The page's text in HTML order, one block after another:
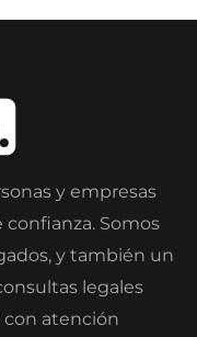
y empresas
Somos
y también un
legales
con atención